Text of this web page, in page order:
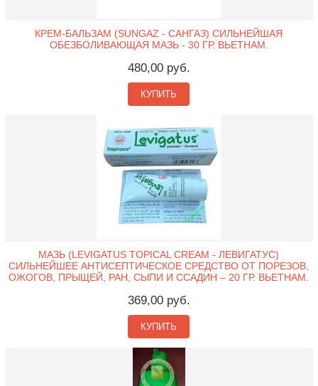
КРЕМ-БАЛЬЗАМ (SUNGAZ - САНГАЗ) СИЛЬНЕЙШАЯ
ОБЕЗБОЛИВАЮЩАЯ МАЗЬ - 30 ГР. ВЬЕТНАМ.
480,00 руб.
КУПИТЬ
МАЗЬ (LEVIGATUS TOPICAL CREAM - ЛЕВИГАТУС)
СИЛЬНЕЙШЕЕ АНТИСЕПТИЧЕСКОЕ СРЕДСТВО ОТ ПОРЕЗОВ,
ОЖОГОВ, ПРЫЩЕЙ, РАН, СЫПИ И ССАДИН – 20 ГР. ВЬЕТНАМ.
369,00 руб.
КУПИТЬ